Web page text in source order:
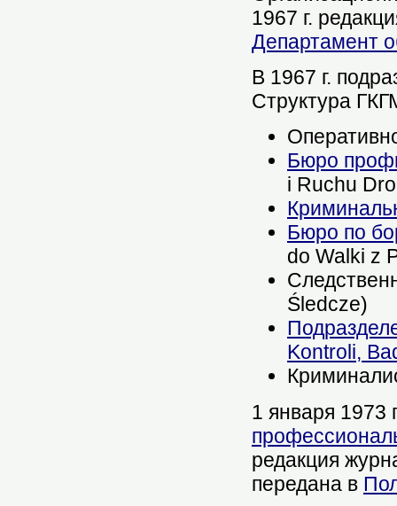
1967 г.
Департамент
В 1967 г.
Структура
Бюро
i Ruchu
Бюро по
do Walki z
Śledcze)
Kontroli,
1 января 1973
редакция
передана в